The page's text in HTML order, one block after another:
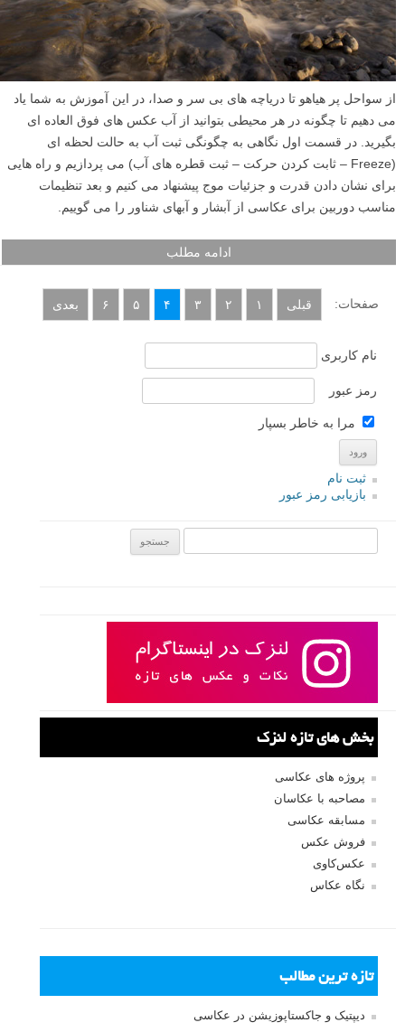
از سواحل پر هیاهو تا دریاچه های بی سر و صدا، در این آموزش به شما یاد
می دهیم تا چگونه در هر محیطی بتوانید از آب عکس های فوق العاده ای
بگیرید. در قسمت اول نگاهی به چگونگی ثبت آب به حالت لحظه ای
برای نشان دادن قدرت و جزئیات موج پیشنهاد می کنیم و بعد تنظیمات
مناسب دوربین برای عکاسی از آبشار و آبهای شناور را می گوییم.
صفحات: قبلی ۱ ۲ ۳ ۴ ۵
رمز عبور
مرا به خاطر بسپار
بازیابی رمز عبور
جستجو یرای:
بخش های تازه لنزک
پروژه های عکاسی